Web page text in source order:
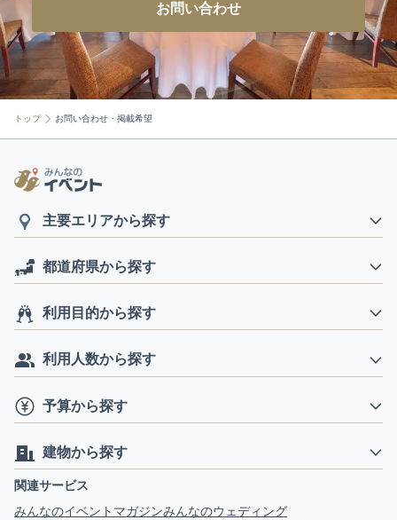
お問い合わせ
トップ お問い合わせ・掲載希望
主要エリアから探す
都道府県から探す
利用目的から探す
利用人数から探す
予算から探す
建物から探す
関連サービス
みんなのイベントマガジンみんなのウェディング